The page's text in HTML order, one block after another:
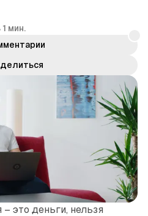
мин.
это деньги, нельзя